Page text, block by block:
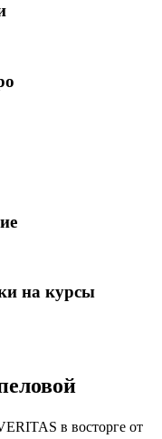
на курсы
в восторге от